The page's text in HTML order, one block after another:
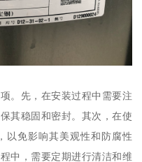
。先，在安装过程中需要注
其稳固和密封。其次，在使
以免影响其美观性和防腐性
中，需要定期进行清洁和维